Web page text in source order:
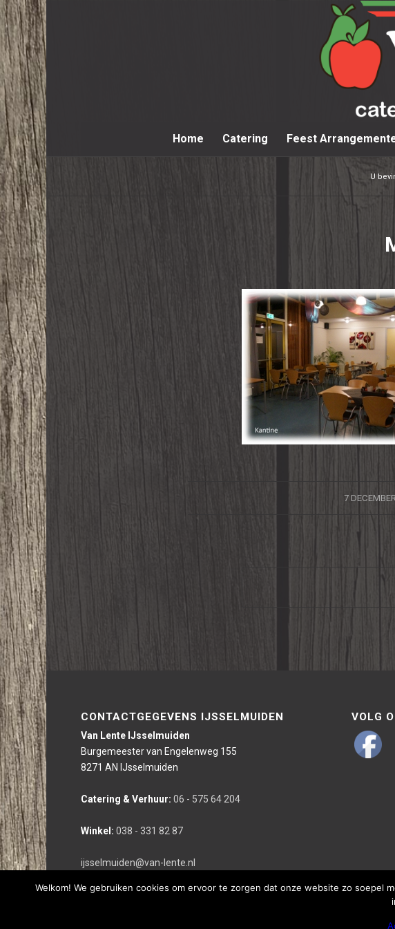
Home Catering Feest
U
7 /
CONTACTGEGEVENS IJSSELMUIDEN
Van Lente IJsselmuiden
Burgemeester van Engelenweg 155
8271 AN IJsselmuiden
Catering & Verhuur: 06 - 575 64 204
Winkel: 038 - 331 82 87
ijsselmuiden@van-lente.nl
VOLG
Welkom! We gebruiken cookies om ervoor te zorgen dat onze website zo soepel